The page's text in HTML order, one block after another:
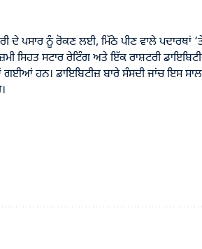
ਦੇ ਪਸਾਰ ਨੂੰ ਰੋਕਣ ਲਈ, ਮਿੱਠੇ ਪੀਣ ਵਾਲੇ ਪਦਾਰਥਾਂ
ਸਿਹਤ ਸਟਾਰ ਰੇਟਿੰਗ ਅਤੇ ਇੱਕ ਰਾਸ਼ਟਰੀ
ਗਈਆਂ ਹਨ। ਡਾਇਬਿਟੀਜ਼ ਬਾਰੇ ਸੰਸਦੀ ਜਾਂਚ ਇਸ